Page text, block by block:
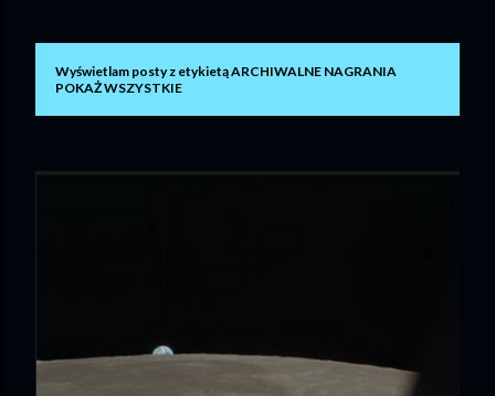
s
Wyświetlam posty z etykietąARCHIWALNE NAGRANIA
POKAŻ WSZYSTKIE